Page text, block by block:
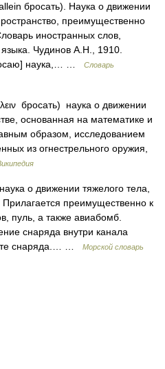
бросать). Наука о движении
преимущественно
иностранных слов,
Чудинов А.Н., 1910.
наука,… …
Словарь
бросать) наука о движении
основанная на математике и
образом, исследованием
из огнестрельного оружия,
о движении тяжелого тела,
преимущественно к
пуль, а также авиабомб.
снаряда внутри канала
снаряда.… …
Морской словарь